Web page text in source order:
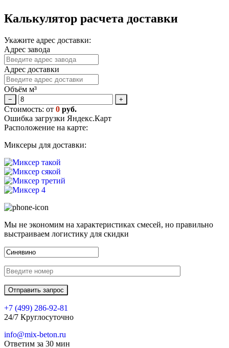
Калькулятор расчета доставки
Укажите адрес доставки:
Адрес завода
Адрес доставки
Объём м³
− +
Стоимость: от 0 руб.
Ошибка загрузки Яндекс.Карт
Расположение на карте:
Миксеры для доставки:
Мы не экономим на характеристиках смесей, но правильно
выстраиваем логистику для скидки
+7 (499) 286-92-81
24/7 Круглосуточно
info@mix-beton.ru
Ответим за 30 мин